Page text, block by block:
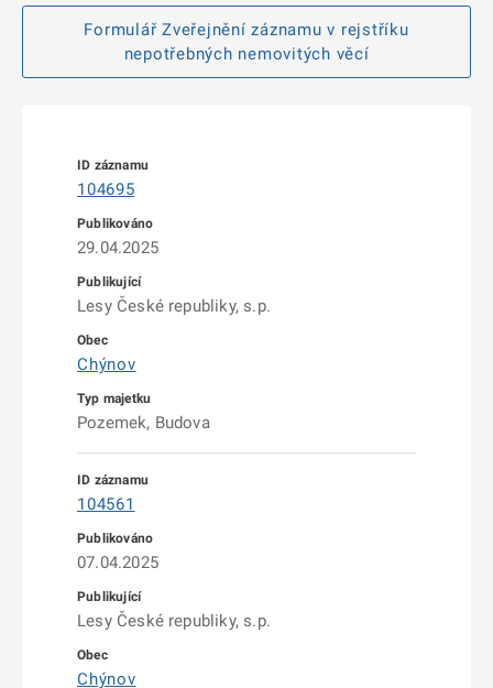
Formulář Zveřejnění záznamu v rejstříku
nepotřebných nemovitých věcí
104695
29.04.2025
Lesy České republiky, s.p.
Chýnov
Pozemek, Budova
104561
07.04.2025
Lesy České republiky, s.p.
Chýnov